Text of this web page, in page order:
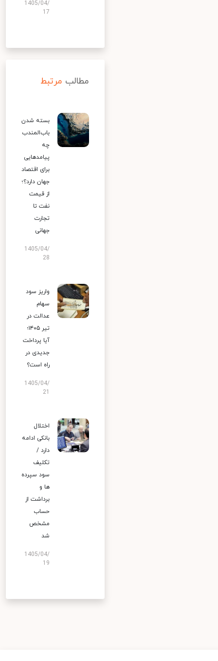
1405/04/
17
مطالب مرتبط
بسته شدن
باب‌المندب
چه
پیامدهایی
برای اقتصاد
جهان دارد؟؛
از قیمت
نفت تا
تجارت
جهانی
1405/04/
28
واریز سود
سهام
عدالت در
تیر ۱۴۰۵؛
آیا پرداخت
جدیدی در
راه است؟
1405/04/
اختلال
بانکی ادامه
دارد /
تکلیف
سود سپرده
ها و
برداشت از
حساب
مشخص
شد
1405/04/
19